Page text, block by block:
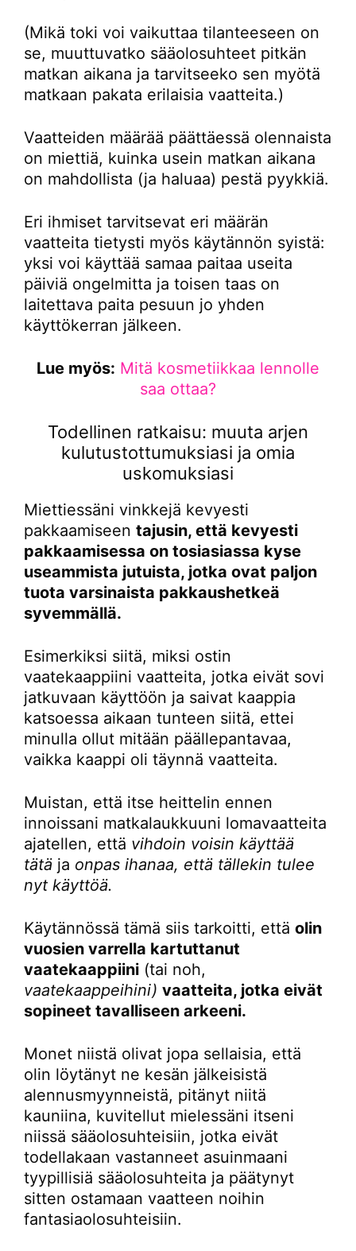
(Mikä toki voi vaikuttaa tilanteeseen on
se, muuttuvatko sääolosuhteet pitkän
matkan aikana ja tarvitseeko sen myötä
matkaan pakata erilaisia vaatteita.)
Vaatteiden määrää päättäessä olennaista
on miettiä, kuinka usein matkan aikana
on mahdollista (ja haluaa) pestä pyykkiä.
Eri ihmiset tarvitsevat eri määrän
vaatteita tietysti myös käytännön syistä:
yksi voi käyttää samaa paitaa useita
päiviä ongelmitta ja toisen taas on
laitettava paita pesuun jo yhden
käyttökerran jälkeen.
Lue myös: Mitä kosmetiikkaa lennolle
saa ottaa?
Todellinen ratkaisu: muuta arjen
kulutustottumuksiasi ja omia
uskomuksiasi
Miettiessäni vinkkejä kevyesti
pakkaamiseen tajusin, että kevyesti
pakkaamisessa on tosiasiassa kyse
useammista jutuista, jotka ovat paljon
tuota varsinaista pakkaushetkeä
syvemmällä.
Esimerkiksi siitä, miksi ostin
vaatekaappiini vaatteita, jotka eivät sovi
jatkuvaan käyttöön ja saivat kaappia
katsoessa aikaan tunteen siitä, ettei
minulla ollut mitään päällepantavaa,
vaikka kaappi oli täynnä vaatteita.
Muistan, että itse heittelin ennen
innoissani matkalaukkuuni lomavaatteita
ajatellen, että vihdoin voisin käyttää
tätä ja onpas ihanaa, että tällekin tulee
nyt käyttöä.
Käytännössä tämä siis tarkoitti, että olin
vuosien varrella kartuttanut
vaatekaappiini (tai noh,
vaatekaappeihini) vaatteita, jotka eivät
sopineet tavalliseen arkeeni.
Monet niistä olivat jopa sellaisia, että
olin löytänyt ne kesän jälkeisistä
alennusmyynneistä, pitänyt niitä
kauniina, kuvitellut mielessäni itseni
niissä sääolosuhteisiin, jotka eivät
todellakaan vastanneet asuinmaani
tyypillisiä sääolosuhteita ja päätynyt
sitten ostamaan vaatteen noihin
fantasiaolosuhteisiin.